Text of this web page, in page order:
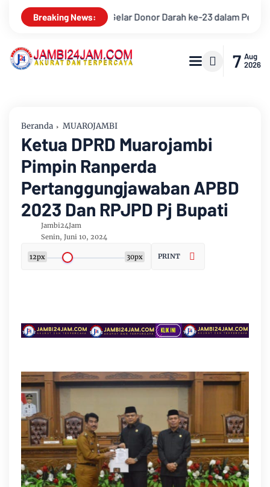
Breaking News:
Anniversary Sinsen Bupati Muarojambi Hadiri HUT
7 Aug
2026
Beranda MUAROJAMBI
Ketua DPRD Muarojambi
Pimpin Ranperda
Pertanggungjawaban APBD
2023 Dan RPJPD Pj Bupati
Jambi24Jam
Senin, Juni 10, 2024
12px 30px PRINT